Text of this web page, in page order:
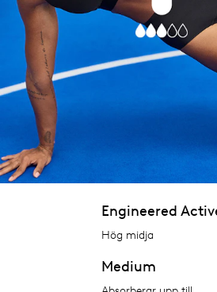
Engineered
Hög midja
Medium